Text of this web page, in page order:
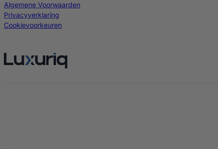
Algemene Voorwaarden
Privacyverklaring
Cookievoorkeuren